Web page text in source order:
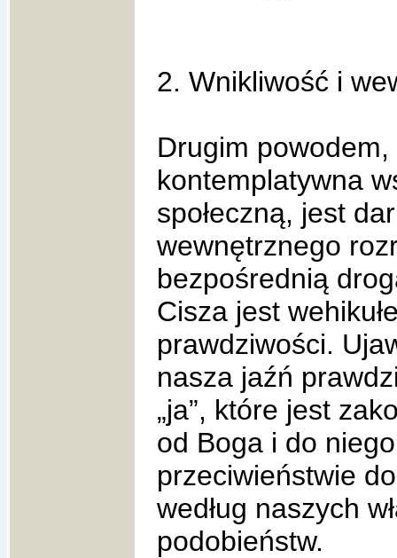
2. Wnikliwość i
Drugim
kontemplatywna
społeczną, jest
wewnętrznego
bezpośrednią
Cisza jest
prawdziwości.
nasza jaźń
„ja”, które jest
od Boga i do
przeciwieństwie
według naszych
podobieństw.